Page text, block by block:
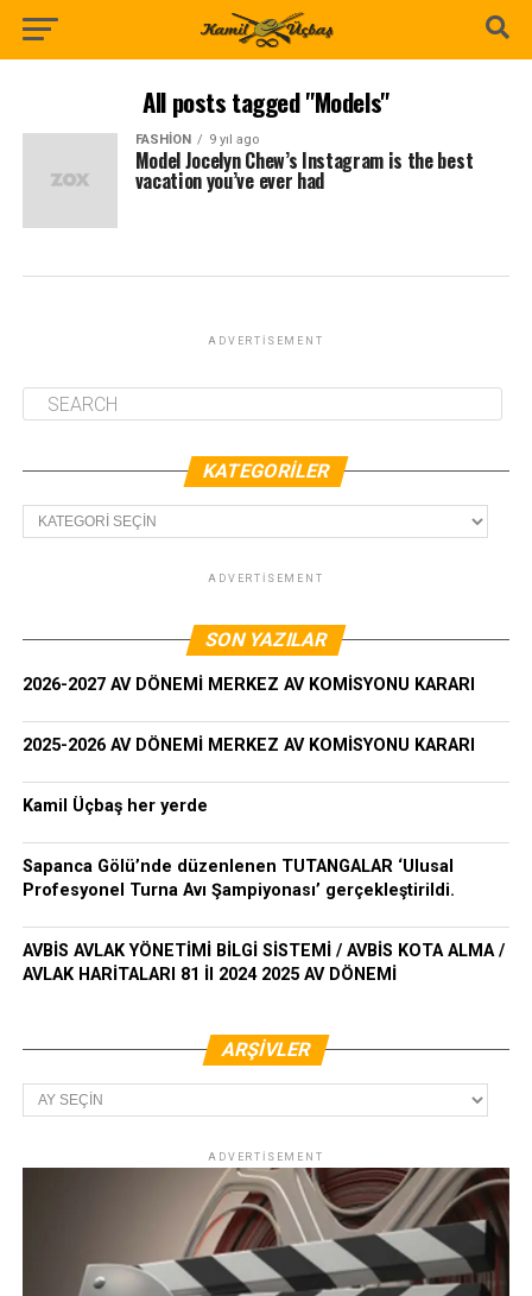
All posts tagged "Models"
FASHION 9 yıl ago
Model Jocelyn Chew’s Instagram is the best
vacation you’ve ever had
ADVERTISEMENT
KATEGORILER
Kategoriler
ADVERTISEMENT
SON YAZILAR
2026-2027 AV DÖNEMİ MERKEZ AV KOMİSYONU KARARI
2025-2026 AV DÖNEMİ MERKEZ AV KOMİSYONU KARARI
Kamil Üçbaş her yerde
Sapanca Gölü’nde düzenlenen TUTANGALAR ‘Ulusal
Profesyonel Turna Avı Şampiyonası’ gerçekleştirildi.
AVBİS AVLAK YÖNETİMİ BİLGİ SİSTEMİ / AVBİS KOTA ALMA /
AVLAK HARİTALARI 81 İl 2024 2025 AV DÖNEMİ
ARŞIVLER
Arşivler
ADVERTISEMENT